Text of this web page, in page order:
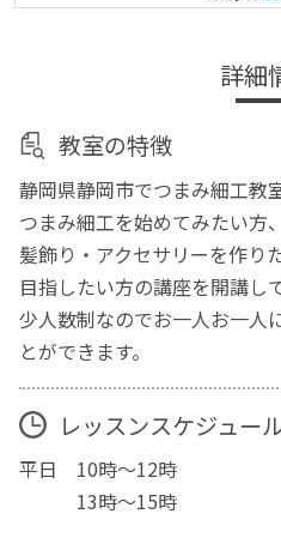
詳細
教室の特徴
静岡県静岡市でつまみ細工教
つまみ細工を始めてみたい方
髪飾り・アクセサリーを作り
目指したい方の講座を開講し
少人数制なのでお一人お一人
とができます。
レッスンスケジュー
平日 10時〜12時
13時〜15時